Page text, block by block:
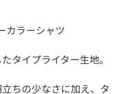
カラーシャツ
タイプライター生地。
ちの少なさに加え、タ